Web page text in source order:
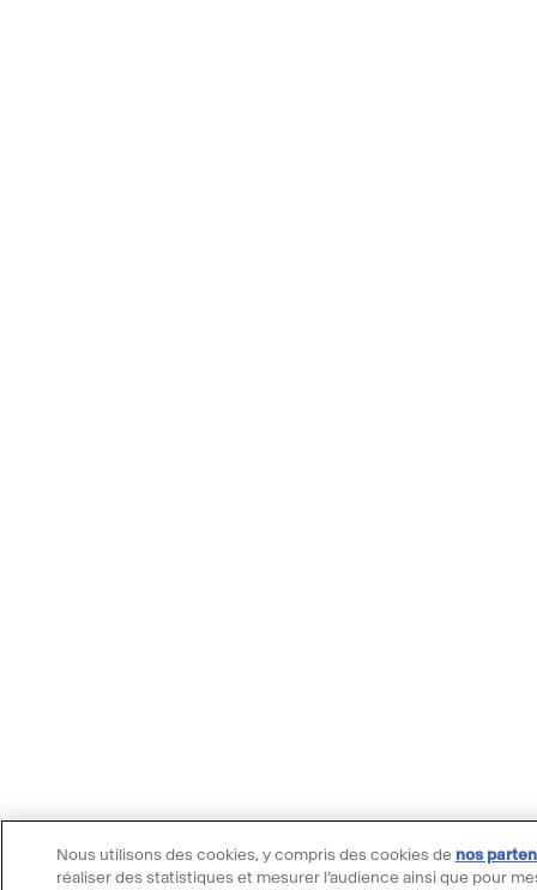
Nous utilisons des cookies, y compris des cookies de nos
réaliser des statistiques et mesurer l’audience ainsi que pour